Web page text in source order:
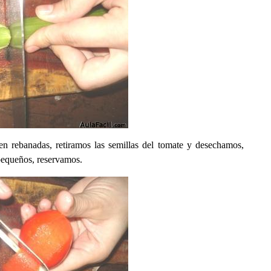
retiramos las semillas del tomate y desechamos,
reservamos.